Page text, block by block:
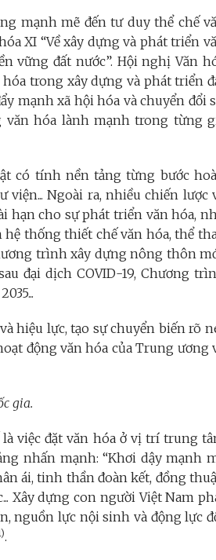
mạnh mẽ đến tư duy thể chế
XI “Về xây dựng và phát triển
vững đất nước”. Hội nghị Văn
trong xây dựng và phát triển
mạnh xã hội hóa và chuyển đổi
hóa lành mạnh trong từng
có tính nền tảng từng bước
Ngoài ra, nhiều chiến lược
hạn cho sự phát triển văn hóa,
thống thiết chế văn hóa, thể
trình xây dựng nông thôn
đại dịch COVID-19, Chương
hiệu lực, tạo sự chuyển biến rõ
động văn hóa của Trung ương
gia.
việc đặt văn hóa ở vị trí trung
nhấn mạnh: “Khơi dậy mạnh
ái, tinh thần đoàn kết, đồng
Xây dựng con người Việt Nam
nguồn lực nội sinh và động lực
.